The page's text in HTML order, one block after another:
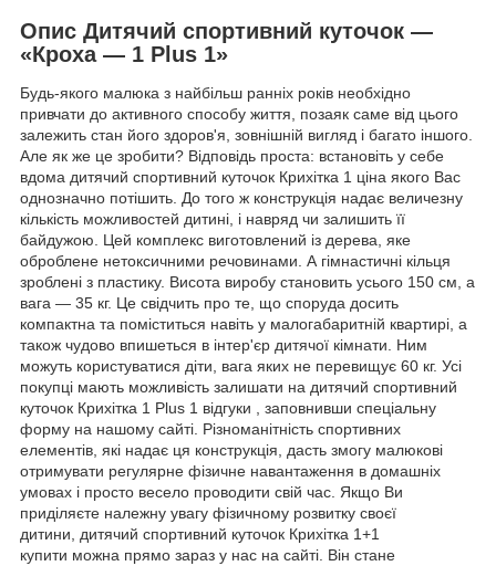
Опис Дитячий спортивний куточок —
«Кроха — 1 Plus 1»
Будь-якого малюка з найбільш ранніх років необхідно
привчати до активного способу життя, позаяк саме від цього
залежить стан його здоров'я, зовнішній вигляд і багато іншого.
Але як же це зробити? Відповідь проста: встановіть у себе
вдома дитячий спортивний куточок Крихітка 1 ціна якого Вас
однозначно потішить. До того ж конструкція надає величезну
кількість можливостей дитині, і навряд чи залишить її
байдужою. Цей комплекс виготовлений із дерева, яке
оброблене нетоксичними речовинами. А гімнастичні кільця
зроблені з пластику. Висота виробу становить усього 150 см, а
вага — 35 кг. Це свідчить про те, що споруда досить
компактна та поміститься навіть у малогабаритній квартирі, а
також чудово впишеться в інтер'єр дитячої кімнати. Ним
можуть користуватися діти, вага яких не перевищує 60 кг. Усі
покупці мають можливість залишати на дитячий спортивний
куточок Крихітка 1 Plus 1 відгуки , заповнивши спеціальну
форму на нашому сайті. Різноманітність спортивних
елементів, які надає ця конструкція, дасть змогу малюкові
отримувати регулярне фізичне навантаження в домашніх
умовах і просто весело проводити свій час. Якщо Ви
приділяєте належну увагу фізичному розвитку своєї
дитини, дитячий спортивний куточок Крихітка 1+1
купити можна прямо зараз у нас на сайті. Він стане